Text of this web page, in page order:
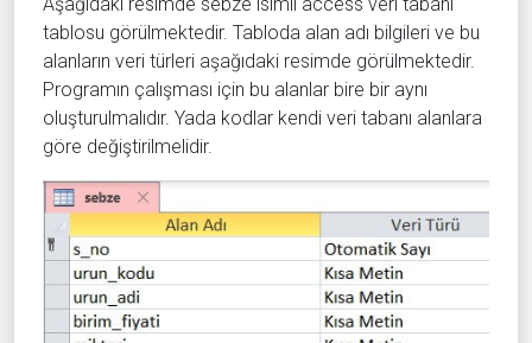
Aşağıdaki resimde sebze isimli access veri tabanı
tablosu görülmektedir. Tabloda alan adı bilgileri ve bu
alanların veri türleri aşağıdaki resimde görülmektedir.
Programın çalışması için bu alanlar bire bir aynı
oluşturulmalıdır. Yada kodlar kendi veri tabanı alanlara
göre değiştirilmelidir.